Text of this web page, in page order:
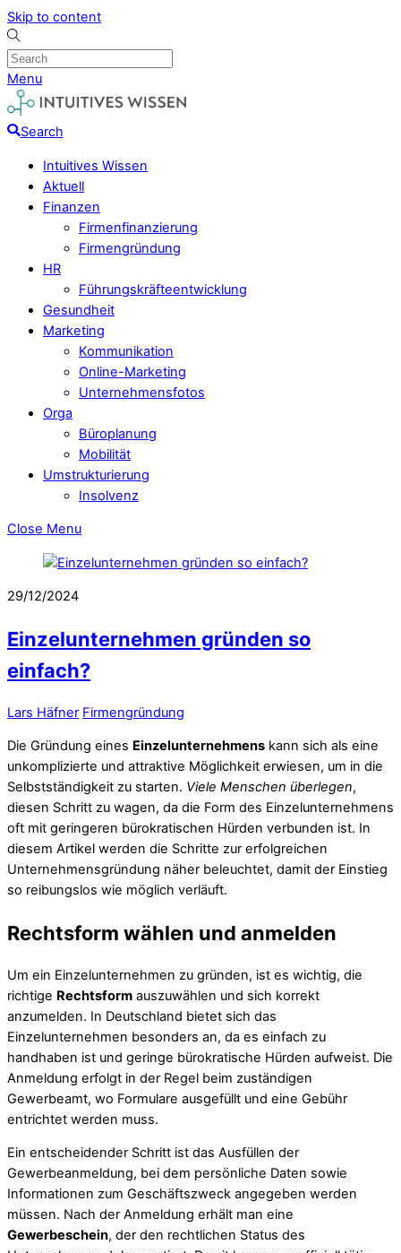
Skip to content
Menu
Search
Intuitives Wissen
Aktuell
Finanzen
Firmenfinanzierung
Firmengründung
HR
Führungskräfteentwicklung
Gesundheit
Marketing
Kommunikation
Online-Marketing
Unternehmensfotos
Orga
Büroplanung
Mobilität
Umstrukturierung
Insolvenz
Close Menu
29/12/2024
Einzelunternehmen gründen so
einfach?
Lars Häfner Firmengründung
Die Gründung eines Einzelunternehmens kann sich als eine
unkomplizierte und attraktive Möglichkeit erwiesen, um in die
Selbstständigkeit zu starten. Viele Menschen überlegen,
diesen Schritt zu wagen, da die Form des Einzelunternehmens
oft mit geringeren bürokratischen Hürden verbunden ist. In
diesem Artikel werden die Schritte zur erfolgreichen
Unternehmensgründung näher beleuchtet, damit der Einstieg
so reibungslos wie möglich verläuft.
Rechtsform wählen und anmelden
Um ein Einzelunternehmen zu gründen, ist es wichtig, die
richtige Rechtsform auszuwählen und sich korrekt
anzumelden. In Deutschland bietet sich das
Einzelunternehmen besonders an, da es einfach zu
handhaben ist und geringe bürokratische Hürden aufweist. Die
Anmeldung erfolgt in der Regel beim zuständigen
Gewerbeamt, wo Formulare ausgefüllt und eine Gebühr
entrichtet werden muss.
Ein entscheidender Schritt ist das Ausfüllen der
Gewerbeanmeldung, bei dem persönliche Daten sowie
Informationen zum Geschäftszweck angegeben werden
müssen. Nach der Anmeldung erhält man eine
Gewerbeschein, der den rechtlichen Status des